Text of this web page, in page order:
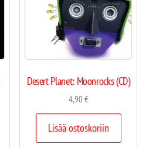
Desert Planet: Moonrocks (CD)
4,90€
Lisää ostoskoriin